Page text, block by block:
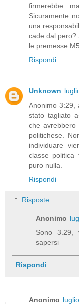
firmerebbe
Sicuramente
una
cade dal pero?
le premesse
Rispondi
Unknown
Anonimo 3:29,
stato tagliato
che avrebbero
politichese.
individuare
classe politica
puro nulla.
Rispondi
Risposte
Anonimo
Sono 3.29,
sapersi
Rispondi
Anonimo